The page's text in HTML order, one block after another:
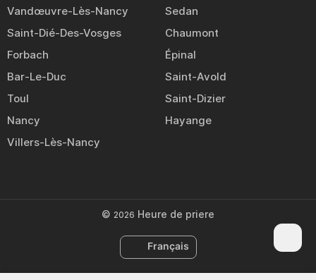
Vandœuvre-Lès-Nancy
Sedan
Saint-Dié-Des-Vosges
Chaumont
Forbach
Épinal
Bar-Le-Duc
Saint-Avold
Toul
Saint-Dizier
Nancy
Hayange
Villers-Lès-Nancy
© 2026 Heure de priere
Français